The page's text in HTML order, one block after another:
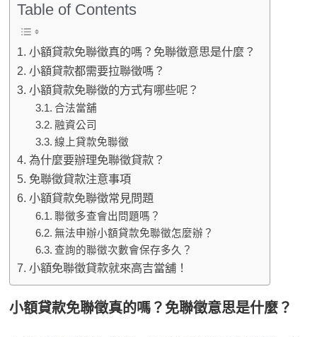
Table of Contents
小額貸款免聯徵真的嗎？免聯徵意思是什麼？
小額貸款都需要拉聯徵嗎？
小額貸款免聯徵的方式有哪些呢？
合法當舖
融資公司
線上貸款免聯徵
為什麼要辦理免聯徵貸款？
免聯徵貸款注意事項
小額貸款免聯徵常見問題
聯徵多查會出問題嗎？
無法申辦小額貸款免聯徵怎麼辦？
查詢的聯徵次數會保存多久？
小額免聯徵貸款就來高吉當舖！
小額貸款免聯徵真的嗎？免聯徵意思是什麼？